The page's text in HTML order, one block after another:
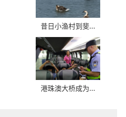
昔日小渔村到斐...
港珠澳大桥成为...